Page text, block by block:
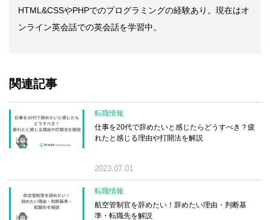
HTML&CSSやPHPでのプログラミングの経験あり。現在はオ
ンライン英会話での英会話を学習中。
関連記事
転職情報
仕事を20代で辞めたいと感じたらどうすべき？疲
れたと感じる理由や打開法を解説
2023.07.01
転職情報
航空管制官を辞めたい！辞めたい理由・判断基
準・転職先を解説